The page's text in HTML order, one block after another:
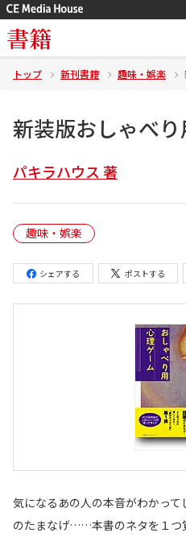
書籍
トップ 新刊書籍 趣味・娯楽
新装版おしゃべ
パキラハウス 著
趣味・娯楽
シェアする ポストする
気になるあの人の本音がわかっ
のたまなげ……本書のネタを１つ